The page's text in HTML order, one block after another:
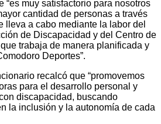
“es muy satisfactorio para nosotros
cantidad de personas a través
lleva a cabo mediante la labor del
de Discapacidad y del Centro de
trabaja de manera planificada y
Deportes”.
recalcó que “promovemos
para el desarrollo personal y
discapacidad, buscando
la inclusión y la autonomía de cada